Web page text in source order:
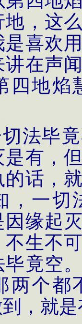
，这
喜欢
讲在声
四地焰
法毕
是有，
话，
，一切
因缘起
生不
毕竟空
两个都
，就